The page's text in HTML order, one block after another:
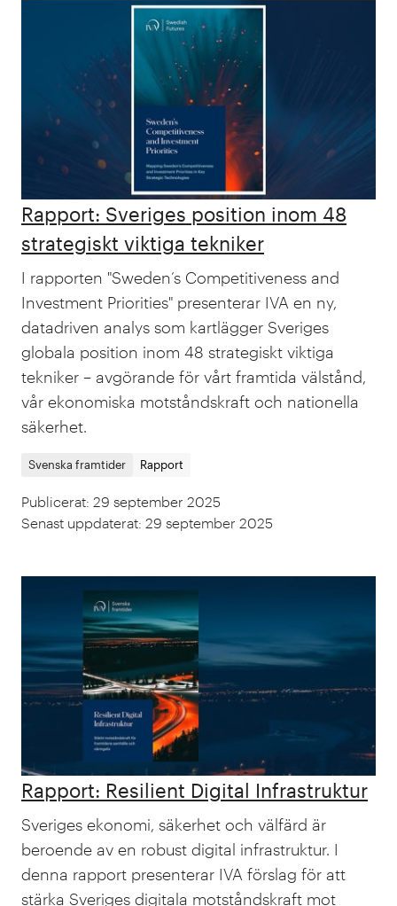
Rapport: Sveriges position inom 48
strategiskt viktiga tekniker
I rapporten "Sweden’s Competitiveness and
Investment Priorities" presenterar IVA en ny,
datadriven analys som kartlägger Sveriges
globala position inom 48 strategiskt viktiga
tekniker – avgörande för vårt framtida välstånd,
vår ekonomiska motståndskraft och nationella
säkerhet.
Svenska framtider Rapport
Publicerat: 29 september 2025
Senast uppdaterat: 29 september 2025
Rapport: Resilient Digital Infrastruktur
Sveriges ekonomi, säkerhet och välfärd är
beroende av en robust digital infrastruktur. I
denna rapport presenterar IVA förslag för att
stärka Sveriges digitala motståndskraft mot